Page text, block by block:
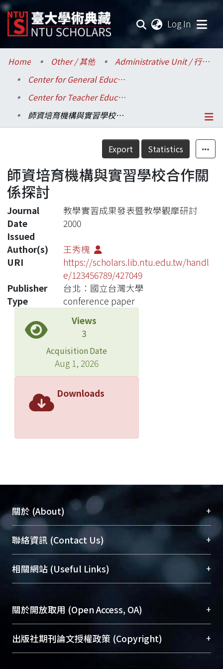
Log In
Communities & Collections
Research Outputs
Fundings & Projects
Statistics
Home Other / 其他
Administrative Unit / 行政單位
Center for General Education / 共同教育中心
Center for Teacher Education / 師資培育中心
師資培育機構與實習學校合作關係探討
Details
Export Statistics
師資培育機構與實習學校合作關
係探討
Journal
教學實習成果發表暨教學觀摩研討
Date
Issued
2000
Author(s)
王秀槐
URI
https://scholars.lib.ntu.edu.tw/handl
e/123456789/427049
Publisher
台北：國立台灣大學
Type
conference paper
Views
3
Acquisition Date
Aug 1, 2026
Downloads
關於 (About) +
臺大位居世界頂尖大學之列，為永久珍藏及向國際
展現本校豐碩的研究成果及學術能量，圖書館整合
機構典藏（NTUR）與學術庫（AH）不同功能平
台，成為臺大學術典藏NTU scholars。期能整合研
究能量、促進交流合作、保存學術產出、推廣研究
成果。
To permanently archive and promote researcher
profiles and scholarly works, Library integrates the
services of “NTU Repository” with “Academic
聯絡資訊 (Contact Us) +
總館學科館員(Main Library)
醫學圖書館學科館員(Medical Library)
(Social
Sciences Library)
相關網站 (Useful Links) +
關於開放取用 (Open Access, OA) +
開放取用是從使用者角度提升資訊取用性的社會運
動，應用在學術研究上是透過將研究著作公開供使
出版社期刊論文授權政策 (Copyright) +